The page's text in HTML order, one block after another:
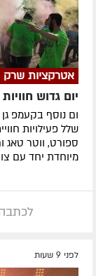
אטרקציות שרק
יום גדוש
ום נוסף בקעמפ
שלל פעילויות
ספורט, ווטר טאג
מיוחדת יחד עם
לפני 9 שעות